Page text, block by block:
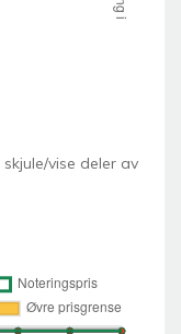
vise deler av